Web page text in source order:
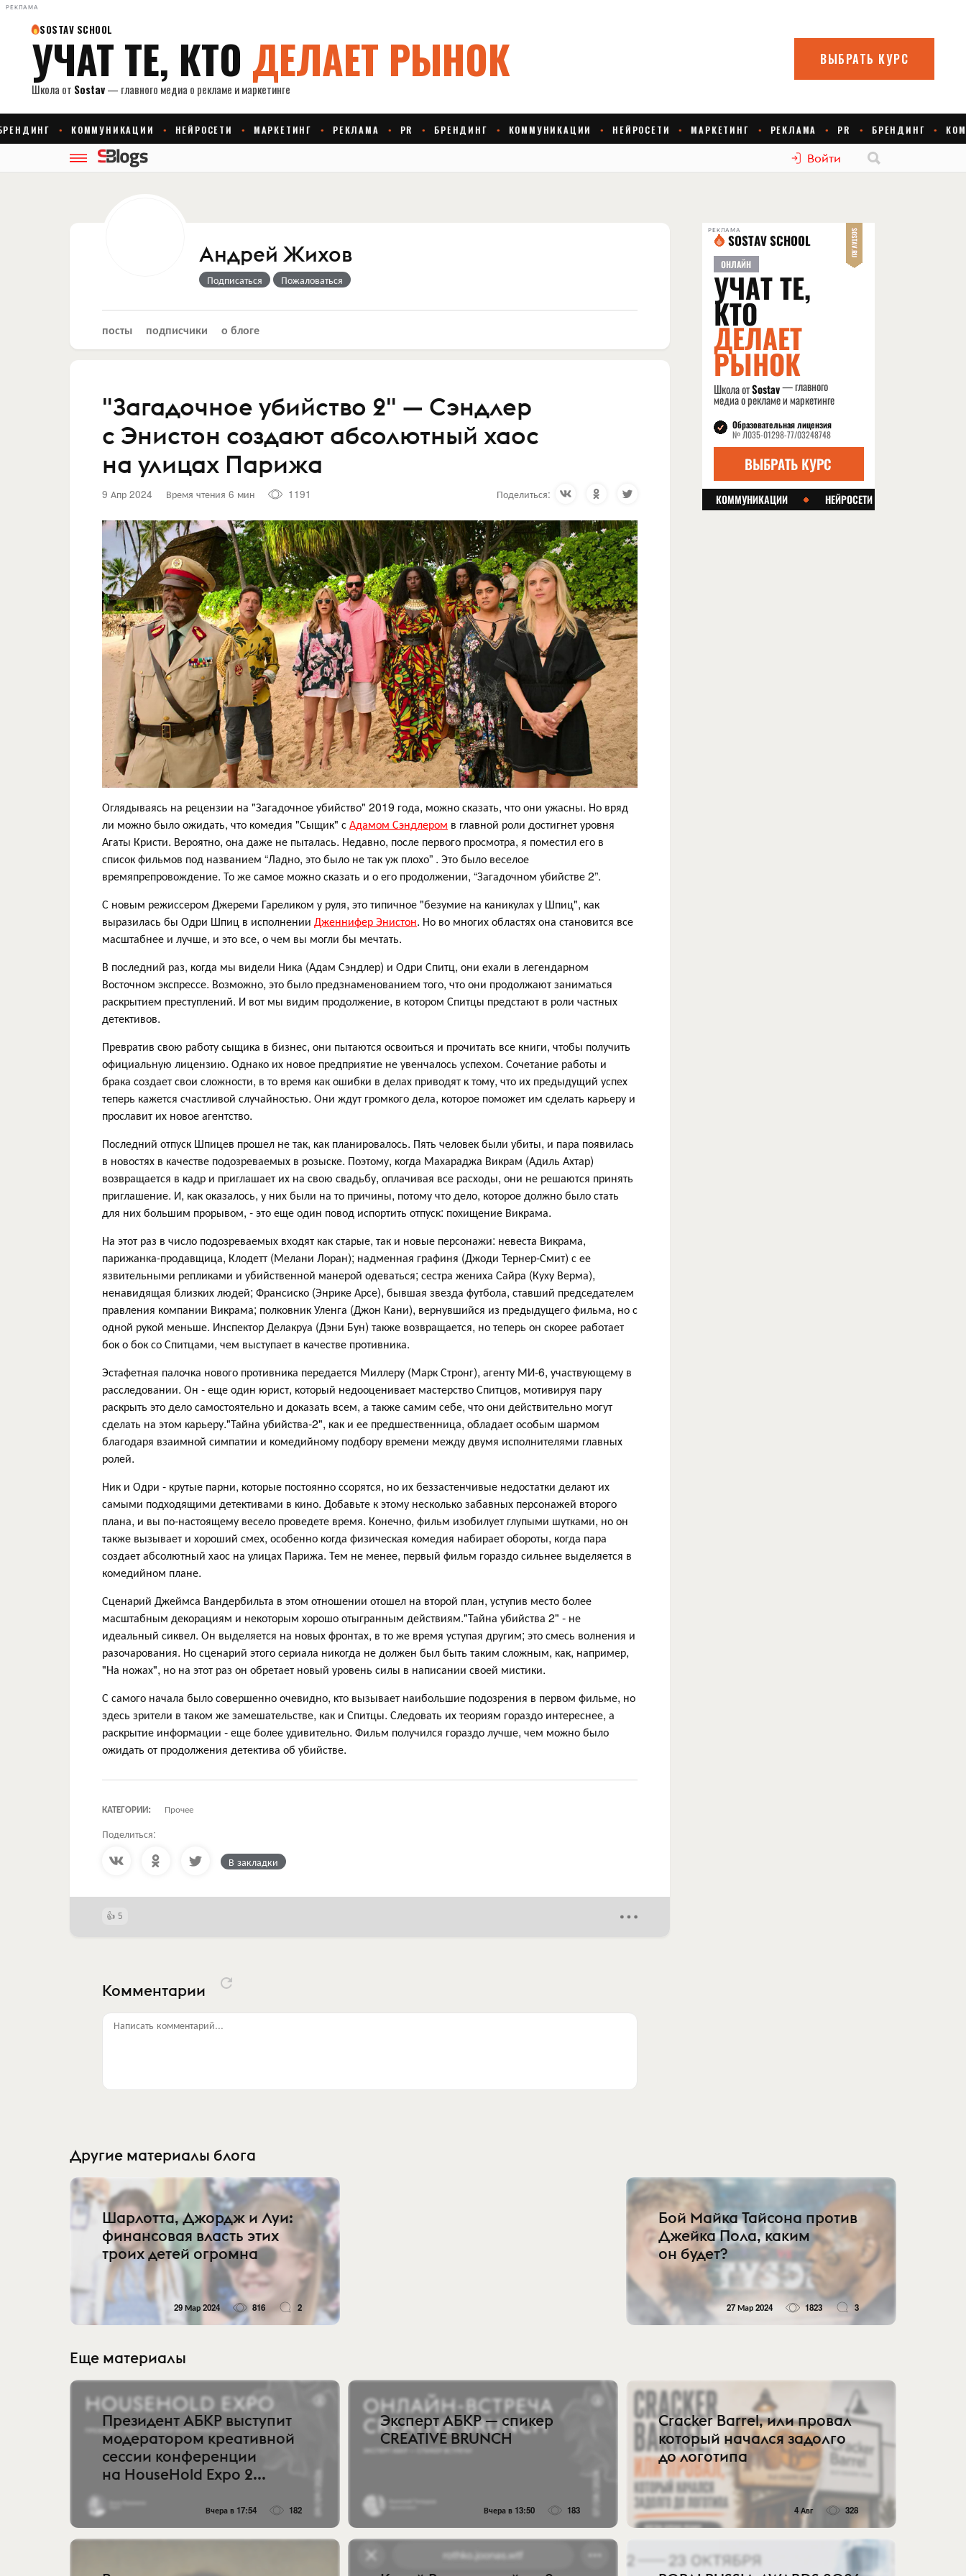
РЕКЛАМА
Войти
Андрей Жихов
Подписаться Пожаловаться
посты подписчики о блоге
"Загадочное убийство 2" — Сэндлер
с Энистон создают абсолютный хаос
на улицах Парижа
9 Апр 2024 Время чтения 6 мин 1191 Поделиться:
Оглядываясь на рецензии на "Загадочное убийство" 2019 года, можно сказать, что они ужасны. Но вряд
ли можно было ожидать, что комедия "Сыщик" сАдамом Сэндлером в главной роли достигнет уровня
Агаты Кристи. Вероятно, она даже не пыталась. Недавно, после первого просмотра, я поместил его в
список фильмов под названием “Ладно, это было не так уж плохо” . Это было веселое
времяпрепровождение. То же самое можно сказать и о его продолжении, “Загадочном убийстве 2”.
С новым режиссером Джереми Гареликом у руля, это типичное "безумие на каникулах у Шпиц", как
выразилась бы Одри Шпиц в исполнении Дженнифер Энистон. Но во многих областях она становится все
масштабнее и лучше, и это все, о чем вы могли бы мечтать.
В последний раз, когда мы видели Ника (Адам Сэндлер) и Одри Спитц, они ехали в легендарном
Восточном экспрессе. Возможно, это было предзнаменованием того, что они продолжают заниматься
раскрытием преступлений. И вот мы видим продолжение, в котором Спитцы предстают в роли частных
детективов.
Превратив свою работу сыщика в бизнес, они пытаются освоиться и прочитать все книги, чтобы получить
официальную лицензию. Однако их новое предприятие не увенчалось успехом. Сочетание работы и
брака создает свои сложности, в то время как ошибки в делах приводят к тому, что их предыдущий успех
теперь кажется счастливой случайностью. Они ждут громкого дела, которое поможет им сделать карьеру и
прославит их новое агентство.
Последний отпуск Шпицев прошел не так, как планировалось. Пять человек были убиты, и пара появилась
в новостях в качестве подозреваемых в розыске. Поэтому, когда Махараджа Викрам (Адиль Ахтар)
возвращается в кадр и приглашает их на свою свадьбу, оплачивая все расходы, они не решаются принять
приглашение. И, как оказалось, у них были на то причины, потому что дело, которое должно было стать
для них большим прорывом, - это еще один повод испортить отпуск: похищение Викрама.
На этот раз в число подозреваемых входят как старые, так и новые персонажи: невеста Викрама,
парижанка-продавщица, Клодетт (Мелани Лоран); надменная графиня (Джоди Тернер-Смит) с ее
язвительными репликами и убийственной манерой одеваться; сестра жениха Сайра (Куху Верма),
ненавидящая близких людей; Франсиско (Энрике Арсе), бывшая звезда футбола, ставший председателем
правления компании Викрама; полковник Уленга (Джон Кани), вернувшийся из предыдущего фильма, но с
одной рукой меньше. Инспектор Делакруа (Дэни Бун) также возвращается, но теперь он скорее работает
бок о бок со Спитцами, чем выступает в качестве противника.
Эстафетная палочка нового противника передается Миллеру (Марк Стронг), агенту МИ-6, участвующему в
расследовании. Он - еще один юрист, который недооценивает мастерство Спитцов, мотивируя пару
раскрыть это дело самостоятельно и доказать всем, а также самим себе, что они действительно могут
сделать на этом карьеру."Тайна убийства-2", как и ее предшественница, обладает особым шармом
благодаря взаимной симпатии и комедийному подбору времени между двумя исполнителями главных
ролей.
Ник и Одри - крутые парни, которые постоянно ссорятся, но их беззастенчивые недостатки делают их
самыми подходящими детективами в кино. Добавьте к этому несколько забавных персонажей второго
плана, и вы по-настоящему весело проведете время. Конечно, фильм изобилует глупыми шутками, но он
также вызывает и хороший смех, особенно когда физическая комедия набирает обороты, когда пара
создает абсолютный хаос на улицах Парижа. Тем не менее, первый фильм гораздо сильнее выделяется в
комедийном плане.
Сценарий Джеймса Вандербильта в этом отношении отошел на второй план, уступив место более
масштабным декорациям и некоторым хорошо отыгранным действиям."Тайна убийства 2" - не
идеальный сиквел. Он выделяется на новых фронтах, в то же время уступая другим; это смесь волнения и
разочарования. Но сценарий этого сериала никогда не должен был быть таким сложным, как, например,
"На ножах", но на этот раз он обретает новый уровень силы в написании своей мистики.
С самого начала было совершенно очевидно, кто вызывает наибольшие подозрения в первом фильме, но
здесь зрители в таком же замешательстве, как и Спитцы. Следовать их теориям гораздо интереснее, а
раскрытие информации - еще более удивительно. Фильм получился гораздо лучше, чем можно было
ожидать от продолжения детектива об убийстве.
КАТЕГОРИИ: Прочее
Поделиться:
В закладки
5
Комментарии
Написать комментарий...
РЕКЛАМА
Другие материалы блога
Шарлотта, Джордж и Луи:
финансовая власть этих
троих детей огромна
29 Мар 2024 816 2
Бой Майка Тайсона против
Джейка Пола, каким
он будет?
27 Мар 2024 1823 3
Еще материалы
Президент АБКР выступит
модератором креативной
сессии конференции
на HouseHold Expo 2...
Вчера в 17:54 182
Эксперт АБКР — спикер
CREATIVE BRUNCH
Вчера в 13:50 183
Cracker Barrel, или провал
который начался задолго
до логотипа
4 Авг 328